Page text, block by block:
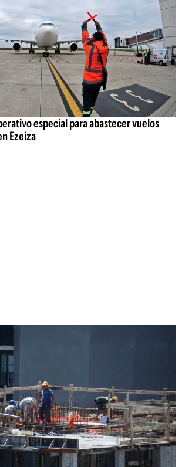
especial para abastecer vuelos
Ezeiza